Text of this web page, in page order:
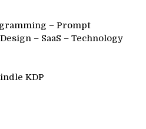
– Prompt
– SaaS – Technology
KDP